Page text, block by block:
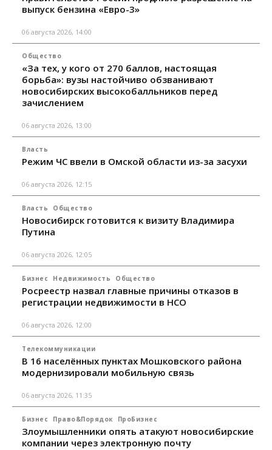
выпуск бензина «Евро-3»
06 августа 2026, 14:00
Общество
«За тех, у кого от 270 баллов, настоящая
борьба»: вузы настойчиво обзванивают
новосибирских высокобалльников перед
зачислением
06 августа 2026, 13:00
Власть
Режим ЧС ввели в Омской области из-за засухи
06 августа 2026, 12:15
Власть Общество
Новосибирск готовится к визиту Владимира
Путина
06 августа 2026, 12:05
Бизнес Недвижимость Общество
Росреестр назвал главные причины отказов в
регистрации недвижимости в НСО
06 августа 2026, 12:00
Телекоммуникации
В 16 населённых пунктах Мошковского района
модернизировали мобильную связь
06 августа 2026, 11:35
Бизнес Право&Порядок ПроБизнес
Злоумышленники опять атакуют новосибирские
компании через электронную почту